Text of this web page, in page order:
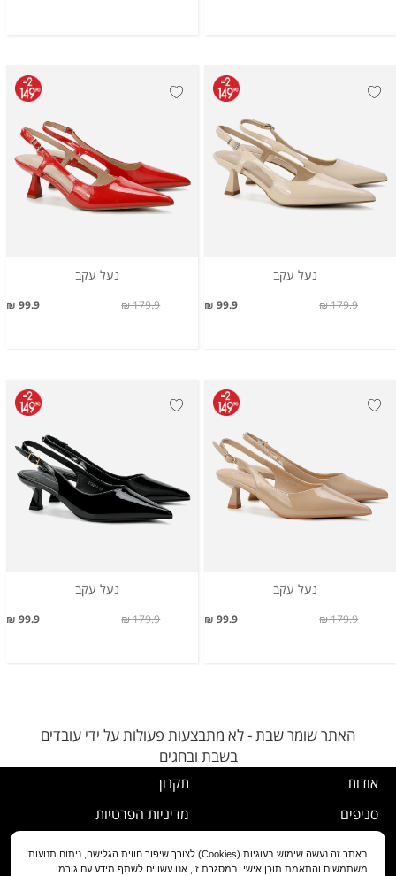
נעל עקב
99.9 ₪ 179.9 ₪
נעל עקב
99.9 ₪ 179.9 ₪
נעל עקב
99.9 ₪ 179.9 ₪
נעל עקב
99.9 ₪ 179.9 ₪
האתר שומר שבת - לא מתבצעות פעולות על ידי עובדים
בשבת ובחגים
אודות
סניפים
תקנון
מדיניות הפרטיות
נוהל ביטול עסקה
באתר זה נעשה שימוש בעוגיות (Cookies) לצורך שיפור חווית הגלישה, ניתוח תנועות
משתמשים והתאמת תוכן אישי. במסגרת זו, אנו עשויים לשתף מידע עם גורמי